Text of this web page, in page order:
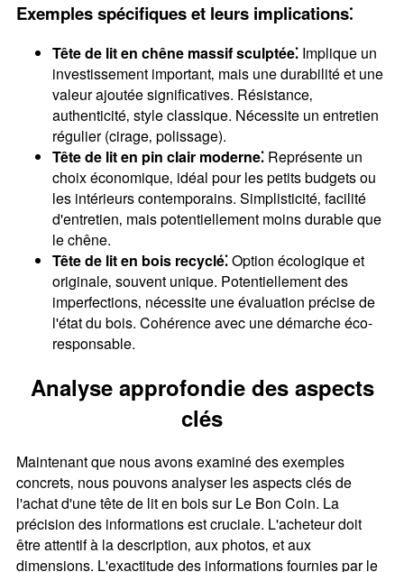
Exemples spécifiques et leurs implications⁚
Tête de lit en chêne massif sculptée⁚Implique un
investissement important‚ mais une durabilité et une
valeur ajoutée significatives. Résistance‚
authenticité‚ style classique. Nécessite un entretien
régulier (cirage‚ polissage).
Tête de lit en pin clair moderne⁚Représente un
choix économique‚ idéal pour les petits budgets ou
les intérieurs contemporains. Simplisticité‚ facilité
d'entretien‚ mais potentiellement moins durable que
le chêne.
Tête de lit en bois recyclé⁚Option écologique et
originale‚ souvent unique. Potentiellement des
imperfections‚ nécessite une évaluation précise de
l'état du bois. Cohérence avec une démarche éco-
responsable.
Analyse approfondie des aspects
clés
Maintenant que nous avons examiné des exemples
concrets‚ nous pouvons analyser les aspects clés de
l'achat d'une tête de lit en bois sur Le Bon Coin. La
précision des informations est cruciale. L'acheteur doit
être attentif à la description‚ aux photos‚ et aux
dimensions. L'exactitude des informations fournies par le